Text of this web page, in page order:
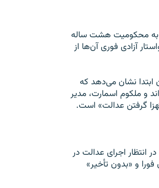
به محکومیت هشت ساله
آزادی فوری آن‌ها از
ابتدا نشان می‌دهد که
و ملکوم اسمارت، مدير
گرفتن عدالت» است.
انتظار اجرای عدالت در
فورا و «بدون تأخیر»